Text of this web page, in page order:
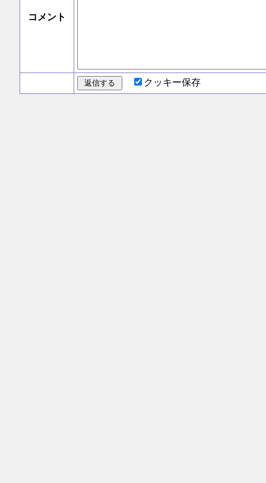
コメント
クッキー保存